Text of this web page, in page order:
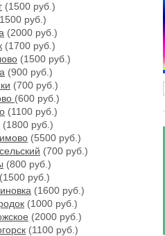
(1500 руб.)
руб.)
(2000 руб.)
(1700 руб.)
(1500 руб.)
(900 руб.)
(700 руб.)
(600 руб.)
(1100 руб.)
(1800 руб.)
(5500 руб.)
(700 руб.)
(800 руб.)
(1500 руб.)
(1600 руб.)
(1000 руб.)
(2000 руб.)
(1100 руб.)